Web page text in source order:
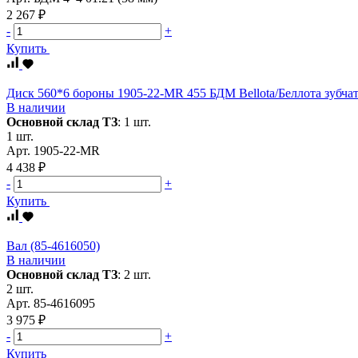
2 267 ₽
-
+
Купить
Диск 560*6 бороны 1905-22-MR 455 БДМ Bellota/Беллота
В наличии
Основной склад ТЗ: 1 шт.
1 шт.
Арт. 1905-22-MR
4 438 ₽
-
+
Купить
Вал (85-4616050)
В наличии
Основной склад ТЗ: 2 шт.
2 шт.
Арт. 85-4616095
3 975 ₽
-
+
Купить